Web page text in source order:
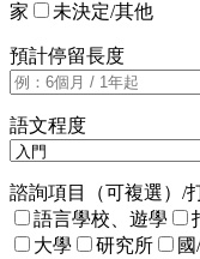
家
未決定/其他
預計停留長度
語文程度
諮詢項目（可複選）/
語言學校、遊學
大學
研究所